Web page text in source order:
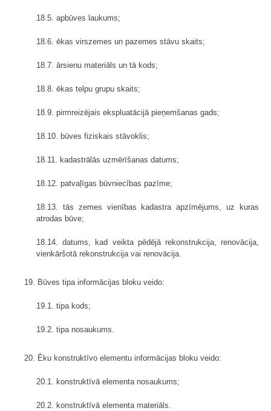
18.5. apbūves laukums;
18.6. ēkas virszemes un pazemes stāvu skaits;
18.7. ārsienu materiāls un tā kods;
18.8. ēkas telpu grupu skaits;
18.9. pirmreizējais ekspluatācijā pieņemšanas gads;
18.10. būves fiziskais stāvoklis;
18.11. kadastrālās uzmērīšanas datums;
18.12. patvaļīgas būvniecības pazīme;
18.13. tās zemes vienības kadastra apzīmējums, uz kuras
atrodas būve;
18.14. datums, kad veikta pēdējā rekonstrukcija, renovācija,
vienkāršotā rekonstrukcija vai renovācija.
19. Būves tipa informācijas bloku veido:
19.1. tipa kods;
19.2. tipa nosaukums.
20. Ēku konstruktīvo elementu informācijas bloku veido:
20.1. konstruktīvā elementa nosaukums;
20.2. konstruktīvā elementa materiāls.